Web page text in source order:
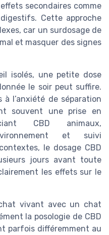
secondaires comme
Cette approche
car un surdosage de
et masquer des signes
isolés, une petite dose
le soir peut suffire.
l’anxiété de séparation
souvent une prise en
CBD animaux,
et suivi
le dosage CBD
jours avant toute
les effets sur le
vivant avec un chat
la posologie de CBD
parfois différemment au